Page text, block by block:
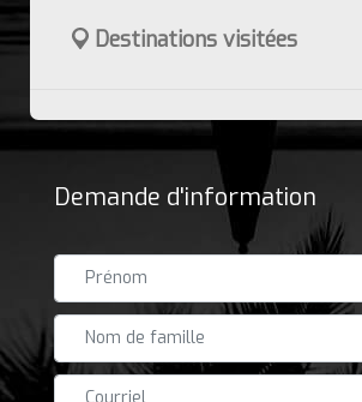
Destinations visitées
Demande d'information